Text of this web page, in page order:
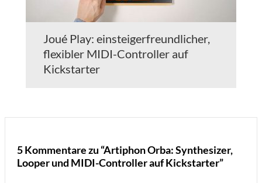
Joué Play: einsteigerfreundlicher,
flexibler MIDI-Controller auf
Kickstarter
5 Kommentare zu “Artiphon Orba: Synthesizer,
Looper und MIDI-Controller auf Kickstarter”